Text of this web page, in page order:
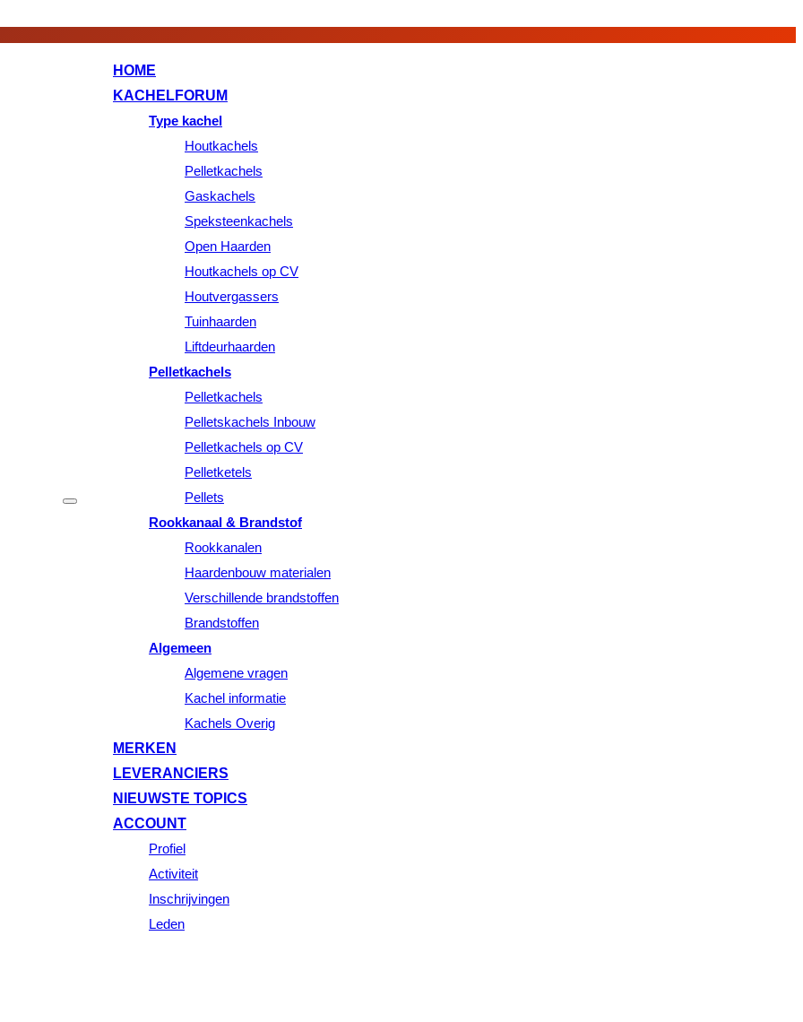
HOME
KACHELFORUM
Type kachel
Houtkachels
Pelletkachels
Gaskachels
Speksteenkachels
Open Haarden
Houtkachels op CV
Houtvergassers
Tuinhaarden
Liftdeurhaarden
Pelletkachels
Pelletkachels
Pelletskachels Inbouw
Pelletkachels op CV
Pelletketels
Pellets
Rookkanaal & Brandstof
Rookkanalen
Haardenbouw materialen
Verschillende brandstoffen
Brandstoffen
Algemeen
Algemene vragen
Kachel informatie
Kachels Overig
MERKEN
LEVERANCIERS
NIEUWSTE TOPICS
ACCOUNT
Profiel
Activiteit
Inschrijvingen
Leden